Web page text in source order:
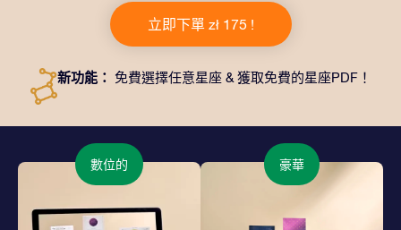
一個精美的信封、寄往您的收貨地址的個性化文檔、電子
文件以及免費應用程序。這是一種向親友贈送永恒禮物的
神奇方式。
立即下單 zł 175 !
新功能： 免費選擇任意星座 & 獲取免費的星座PDF！
數位的 豪華